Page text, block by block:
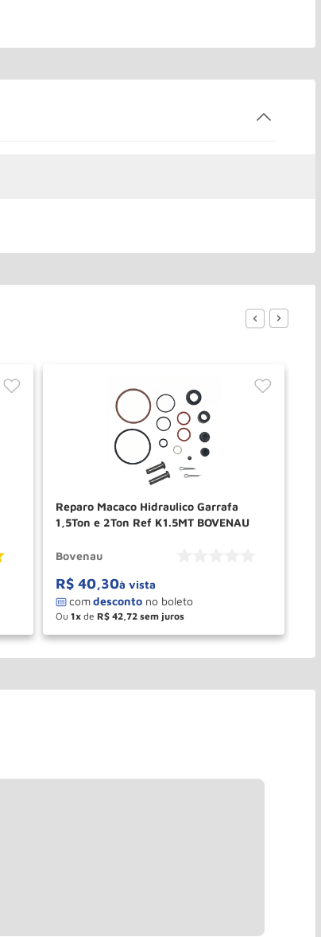
Reparo Macaco Hidraulico Garrafa
1,5Ton e 2Ton Ref K1.5MT BOVENAU
Bovenau
R$ 40,30à vista
Ou 1 de R$ 42 72
＋
－ COMPRAR